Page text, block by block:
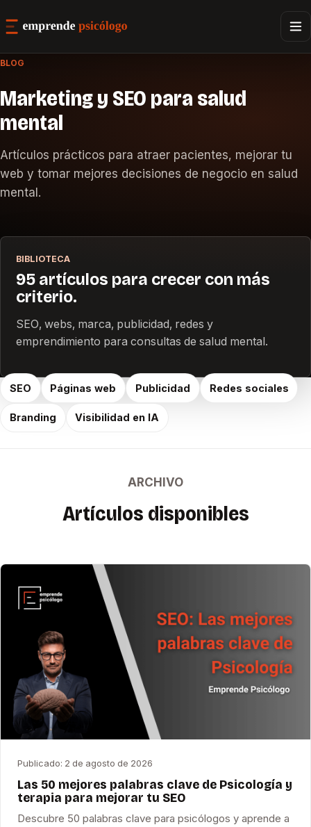
BLOG
Marketing y SEO para salud
mental
Artículos prácticos para atraer pacientes, mejorar tu
web y tomar mejores decisiones de negocio en salud
mental.
BIBLIOTECA
95 artículos para crecer con más
criterio.
SEO, webs, marca, publicidad, redes y
emprendimiento para consultas de salud mental.
SEO Páginas web Publicidad Redes sociales
Branding Visibilidad en IA
ARCHIVO
Artículos disponibles
Publicado: 2 de agosto de 2026
Las 50 mejores palabras clave de Psicología y
terapia para mejorar tu SEO
Descubre 50 palabras clave para psicólogos y aprende a